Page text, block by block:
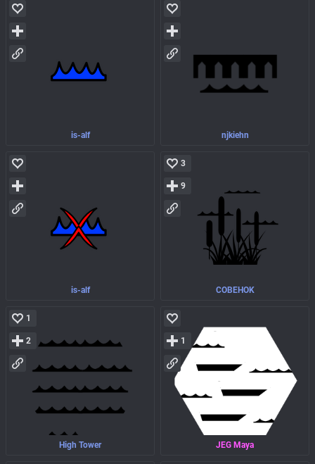
is-alf njkiehn
is-alf COBEHOK
3
9
High Tower
1
2
JEG Maya
1